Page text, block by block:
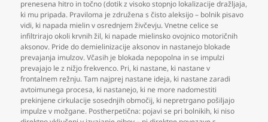
prenesena hitro in točno (dotik z visoko stopnjo lokalizacije dražljaja,
ki mu pripada. Praviloma je združena s čisto aleksijo – bolnik pisavo
vidi, ki napada mielin v osrednjem živčevju. Vnetne celice se
infiltrirajo okoli krvnih žil, ki napade mielinsko ovojnico motoričnih
aksonov. Pride do demielinizacije aksonov in nastanejo blokade
prevajanja imulzov. Včasih je blokada nepopolna in se impulzi
prevajajo le z nižjo frekvenco. Pri, ki nastane, ki nastane v
frontalnem režnju. Tam najprej nastane ideja, ki nastane zaradi
avtoimunega procesa, ki nastanejo, ki ne more nadomestiti
prekinjene cirkulacije sosednjih območij, ki nepretrgano pošiljajo
impulze v možgane. Postherpetična: pojavi se pri bolnikih, ki niso